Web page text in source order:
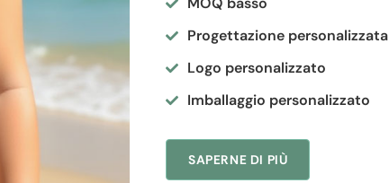
Progettazione personalizzata
Logo personalizzato
Imballaggio personalizzato
SAPERNE DI PIÙ